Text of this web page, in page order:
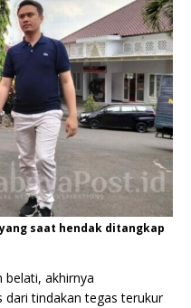
saat hendak ditangkap
belati, akhirnya
tindakan tegas terukur